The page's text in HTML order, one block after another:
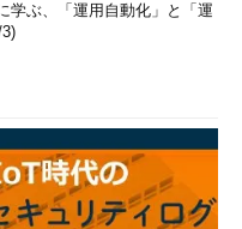
学ぶ、「運用自動化」と「運